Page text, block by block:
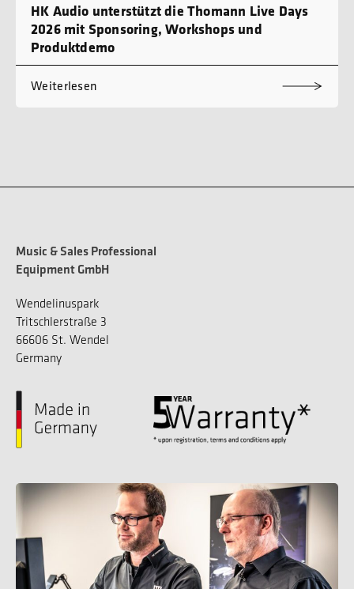
HK Audio unterstützt die Thomann Live Days
2026 mit Sponsoring, Workshops und
Produktdemo
Weiterlesen
Music & Sales Professional
Equipment GmbH
Wendelinuspark
Tritschlerstraße 3
66606 St. Wendel
Germany